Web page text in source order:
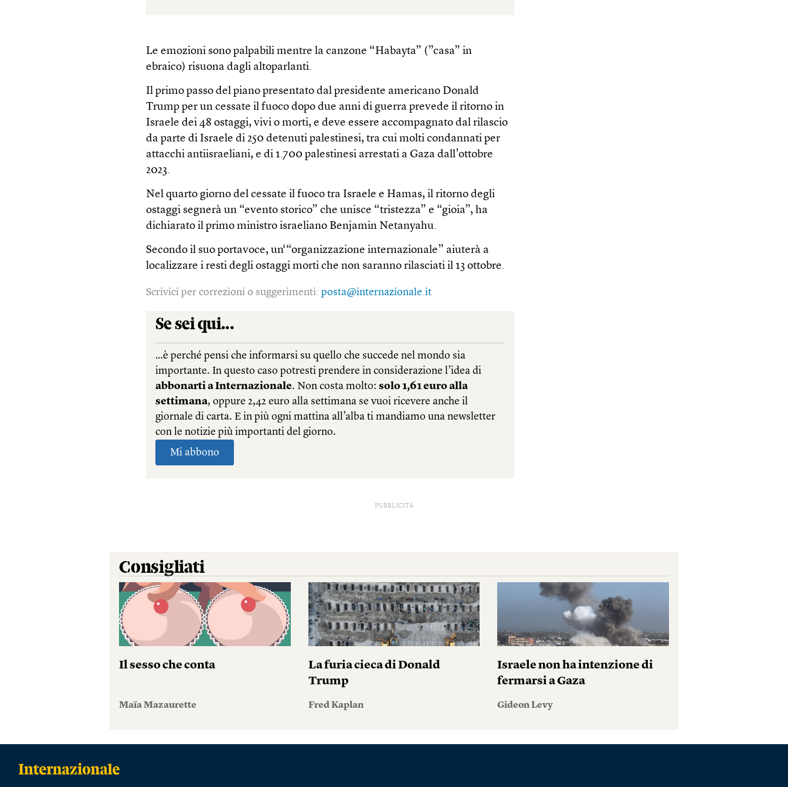
Le emozioni sono palpabili mentre la canzone “Habayta” (”casa” in
ebraico) risuona dagli altoparlanti.
Il primo passo del piano presentato dal presidente americano Donald
Trump per un cessate il fuoco dopo due anni di guerra prevede il ritorno in
Israele dei 48 ostaggi, vivi o morti, e deve essere accompagnato dal rilascio
da parte di Israele di 250 detenuti palestinesi, tra cui molti condannati per
attacchi antiisraeliani, e di 1.700 palestinesi arrestati a Gaza dall’ottobre
2023.
Nel quarto giorno del cessate il fuoco tra Israele e Hamas, il ritorno degli
ostaggi segnerà un “evento storico” che unisce “tristezza” e “gioia”, ha
dichiarato il primo ministro israeliano Benjamin Netanyahu.
Secondo il suo portavoce, un‘“organizzazione internazionale” aiuterà a
localizzare i resti degli ostaggi morti che non saranno rilasciati il 13 ottobre.
Scrivici per correzioni o suggerimenti:posta@internazionale.it
PUBBLICITÀ
Consigliati
Il sesso che conta
Maïa Mazaurette
La furia cieca di Donald
Trump
Fred Kaplan
Israele non ha intenzione di
fermarsi a Gaza
Gideon Levy